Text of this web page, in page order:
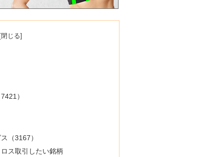
）
（3167）
ス取引したい銘柄